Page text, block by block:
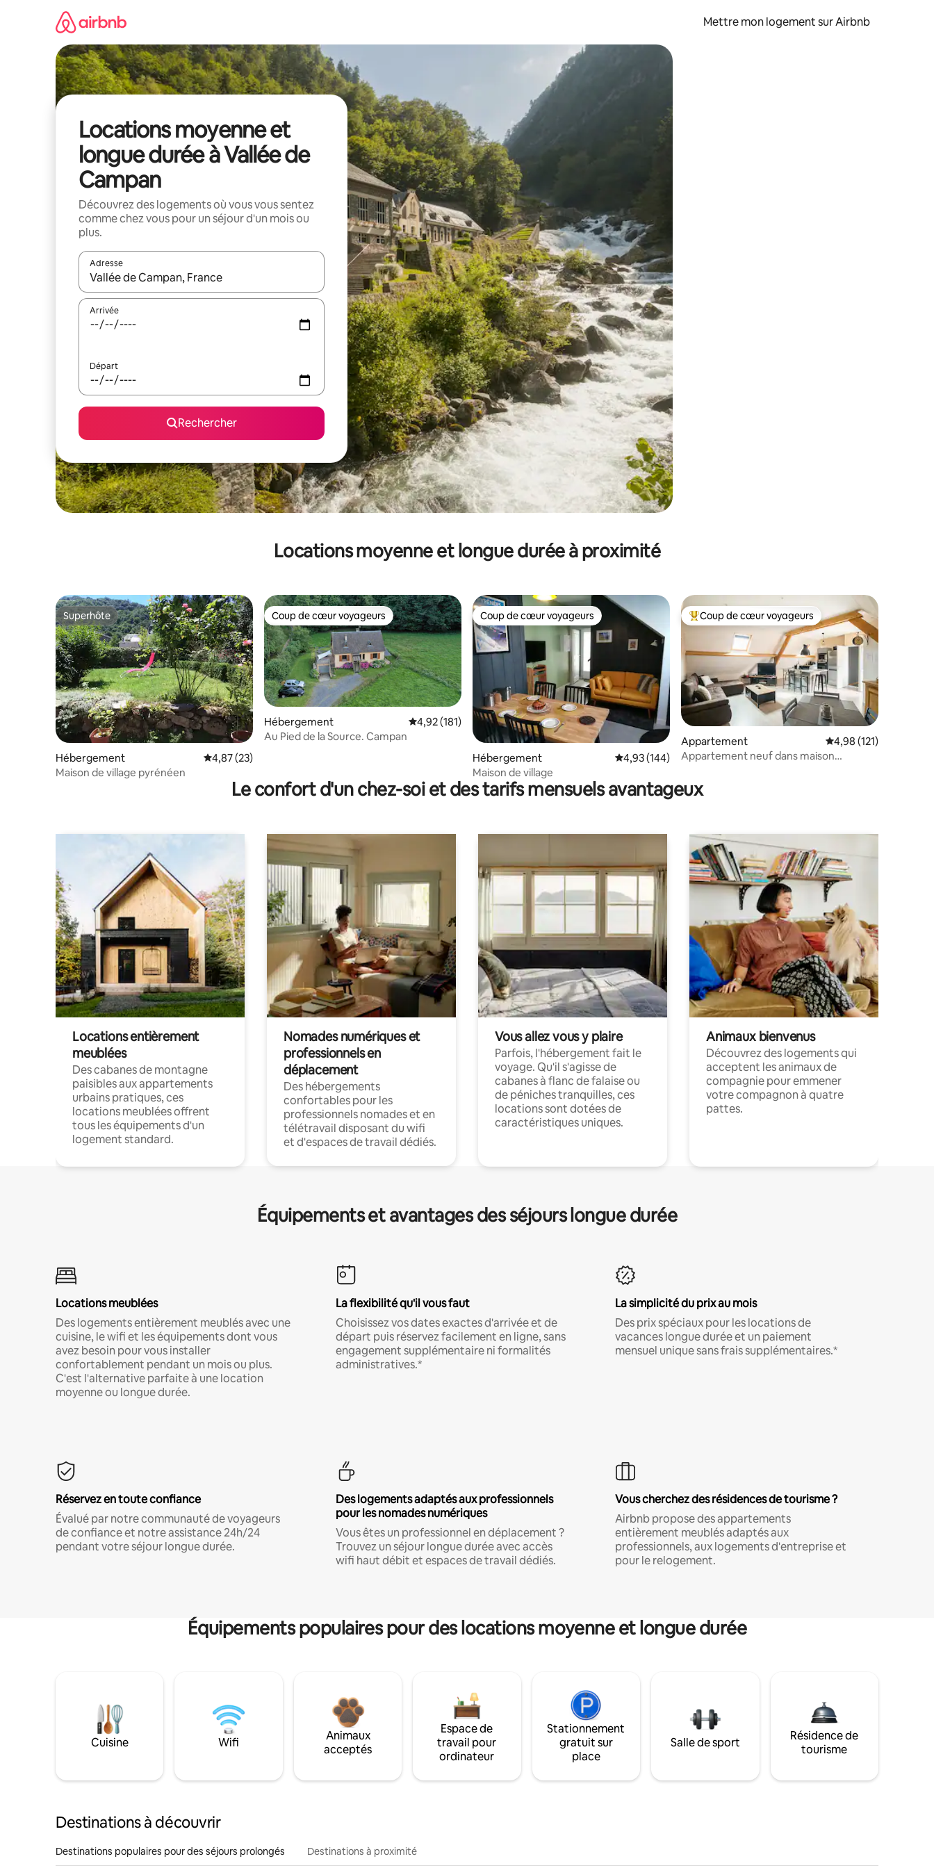
Mettre mon logement sur Airbnb
Locations moyenne et
longue durée à Vallée de
Campan
Découvrez des logements où vous vous sentez
comme chez vous pour un séjour d'un mois ou
plus.
Adresse
Lorsque les résultats s'affichent, utilisez les flèches vers le haut et vers le bas pour les parcourir ou en appuyant et en faisant glisser.
Arrivée
Départ
Rechercher
Locations moyenne et longue durée à proximité
Superhôte
Superhôte
Hébergement Évaluation moyenne sur la base de 23 commentaires : 4,87 sur 5
4,87 (23)
Maison de village pyrénéen
Coup de cœur voyageurs
Coup de cœur voyageurs
Hébergement Évaluation moyenne sur la base de 181 commentaires : 4,92 sur 5
4,92 (181)
Au Pied de la Source. Campan
Coup de cœur voyageurs
Coup de cœur voyageurs
Hébergement Évaluation moyenne sur la base de 144 commentaires : 4,93 sur 5
4,93 (144)
Maison de village
Coups de cœur voyageurs les plus appréciés
Coup de cœur voyageurs
Appartement Évaluation moyenne
4,98 (121)
Appartement neuf dans maison
Le confort d'un chez-soi et des tarifs mensuels avantageux
Locations entièrement
meublées
Des cabanes de montagne
paisibles aux appartements
urbains pratiques, ces
locations meublées offrent
tous les équipements d'un
logement standard.
Nomades numériques et
professionnels en
déplacement
Des hébergements
confortables pour les
professionnels nomades et en
télétravail disposant du wifi
et d'espaces de travail dédiés.
Vous allez vous y plaire
Parfois, l'hébergement fait le
voyage. Qu'il s'agisse de
cabanes à flanc de falaise ou
de péniches tranquilles, ces
locations sont dotées de
caractéristiques uniques.
Animaux bienvenus
Découvrez des logements qui
acceptent les animaux de
compagnie pour emmener
votre compagnon à quatre
pattes.
Équipements et avantages des séjours longue durée
Locations meublées
Des logements entièrement meublés avec une
cuisine, le wifi et les équipements dont vous
avez besoin pour vous installer
confortablement pendant un mois ou plus.
C'est l'alternative parfaite à une location
moyenne ou longue durée.
La flexibilité qu'il vous faut
Choisissez vos dates exactes d'arrivée et de
départ puis réservez facilement en ligne, sans
engagement supplémentaire ni formalités
administratives.*
La simplicité du prix au mois
Des prix spéciaux pour les locations de
vacances longue durée et un paiement
mensuel unique sans frais supplémentaires.*
Réservez en toute confiance
Évalué par notre communauté de voyageurs
de confiance et notre assistance 24h/24
pendant votre séjour longue durée.
Des logements adaptés aux professionnels
pour les nomades numériques
Vous êtes un professionnel en déplacement ?
Trouvez un séjour longue durée avec accès
wifi haut débit et espaces de travail dédiés.
Vous cherchez des résidences de tourisme ?
Airbnb propose des appartements
entièrement meublés adaptés aux
professionnels, aux logements d'entreprise et
pour le relogement.
Équipements populaires pour des locations moyenne et longue durée
Cuisine Wifi
Animaux
acceptés
Espace de
travail pour
ordinateur
Stationnement
gratuit sur
place
Salle de sport
Résidence de
tourisme
Destinations à découvrir
Destinations populaires pour des séjours prolongés Destinations à proximité